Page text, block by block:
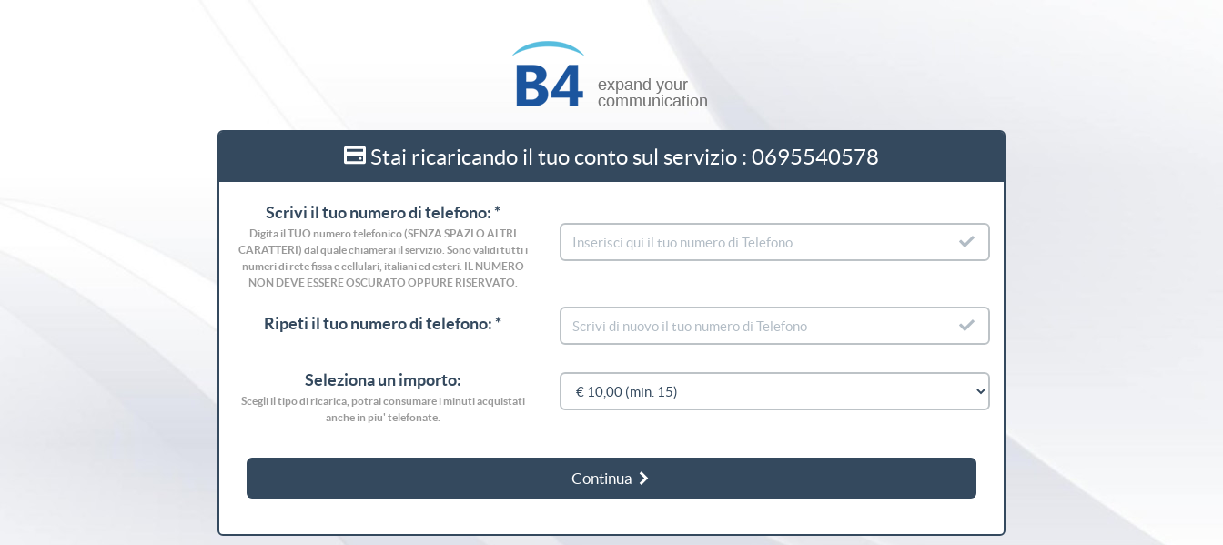
Stai ricaricando il tuo conto sul servizio : 0695540578
Scrivi il tuo numero di telefono: *
Digita il TUO numero telefonico (SENZA SPAZI O ALTRI
CARATTERI) dal quale chiamerai il servizio. Sono validi tutti i
numeri di rete fissa e cellulari, italiani ed esteri. IL NUMERO
NON DEVE ESSERE OSCURATO OPPURE RISERVATO.
Ripeti il tuo numero di telefono: *
Seleziona un importo:
Scegli il tipo di ricarica, potrai consumare i minuti acquistati
anche in piu' telefonate.
Continua